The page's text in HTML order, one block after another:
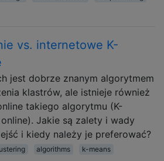
vs. internetowe K-
jest dobrze znanym algorytmem
klastrów, ale istnieje również
takiego algorytmu (K-
Jakie są zalety i wady
i kiedy należy je preferować?
algorithms k-means